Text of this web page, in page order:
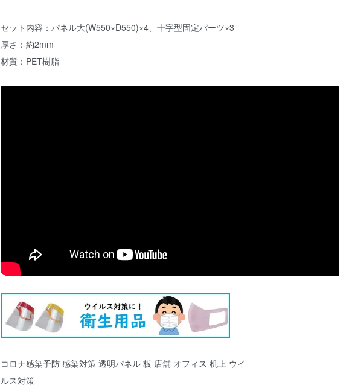
セット内容：パネル大(W550×D550)×4、十字型固定パーツ×3
厚さ：約2mm
材質：PET樹脂
コロナ感染予防 感染対策 透明パネル 板 店舗 オフィス 机上 ウイ
ルス対策